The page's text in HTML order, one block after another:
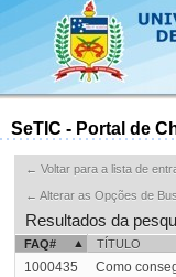
SeTIC - Portal de
← Voltar para a lista de
← Alterar as Opções de
Resultados da
FAQ#
TÍTULO
1000435
Como